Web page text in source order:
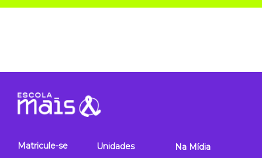
Matricule-se
Unidades
Na Mídia